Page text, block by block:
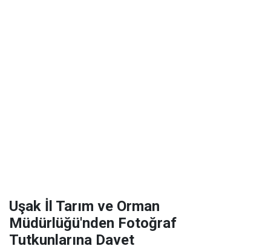
Uşak İl Tarım ve Orman
Müdürlüğü'nden Fotoğraf
Tutkunlarına Davet